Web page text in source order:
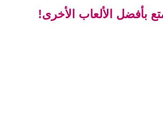
بأفضل الألعاب الأخرى!